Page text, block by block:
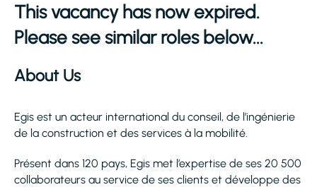
This vacancy has now expired.
Please see similar roles below...
About Us
Egis est un acteur international du conseil, de l’ingénierie
de la construction et des services à la mobilité.
Présent dans 120 pays, Egis met l’expertise de ses 20 500
collaborateurs au service de ses clients et développe des